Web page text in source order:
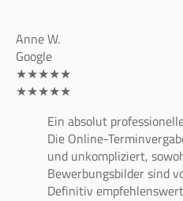
Anne W.
Google
★★★★★
★★★★★
Ein absolut
Die Online-
und unkompliziert,
Bewerbungsbilder sind
Definitiv